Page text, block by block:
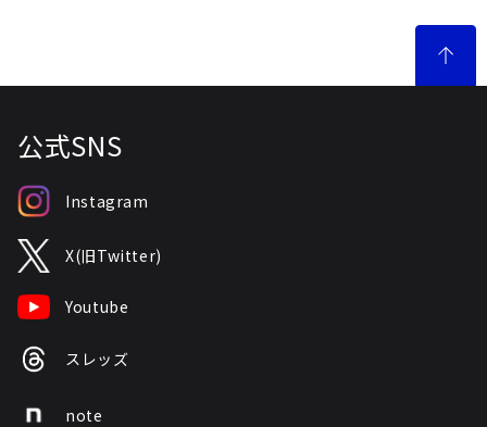
公式SNS
Instagram
X(旧Twitter)
Youtube
スレッズ
note